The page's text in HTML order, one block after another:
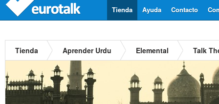
Contacto
Ayuda
Tienda
Tienda Aprender Urdu Elemental Talk